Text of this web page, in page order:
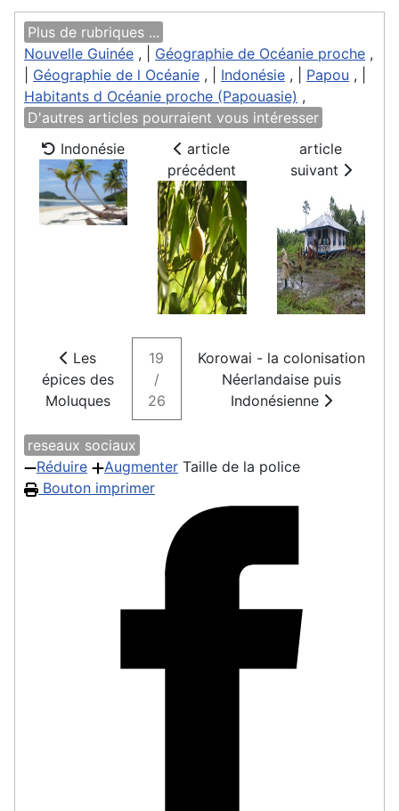
Plus de rubriques ...
Nouvelle Guinée , | Géographie de Océanie proche ,
Géographie de l Océanie , | Indonésie , | Papou , |
Habitants d Océanie proche (Papouasie) ,
D'autres articles pourraient vous intéresser
Indonésie
article
précédent
article
suivant
Les
épices des
Moluques
19
/
26
Korowai - la colonisation
Néerlandaise puis
Indonésienne
reseaux sociaux
Réduire
Augmenter Taille de la police
Bouton imprimer